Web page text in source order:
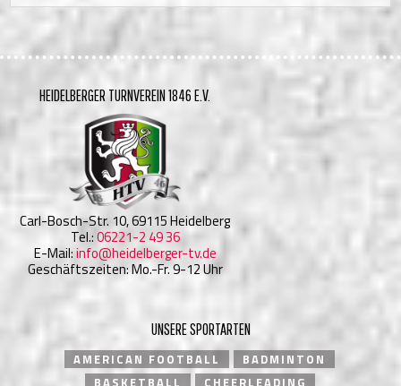
HEIDELBERGER TURNVEREIN 1846 E.V.
Carl-Bosch-Str. 10, 69115 Heidelberg
Tel.:06221-2 49 36
E-Mail:info@heidelberger-tv.de
Geschäftszeiten: Mo.-Fr. 9-12 Uhr
UNSERE SPORTARTEN
AMERICAN FOOTBALL
BADMINTON
BASKETBALL
CHEERLEADING